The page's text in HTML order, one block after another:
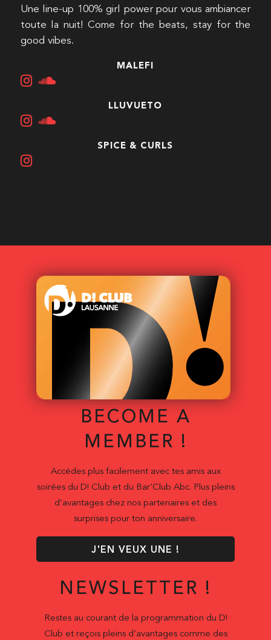
Une line-up 100% girl power pour vous ambiancer
toute la nuit! Come for the beats, stay for the
good vibes.
MALEFI
LLUVUETO
SPICE & CURLS
BECOME A
MEMBER !
Accédes plus facilement avec tes amis aux
soirées du D! Club et du Bar'Club Abc. Plus pleins
d’avantages chez nos partenaires et des
surprises pour ton anniversaire.
J'EN VEUX UNE !
NEWSLETTER !
Restes au courant de la programmation du D!
Club et reçois pleins d’avantages comme des